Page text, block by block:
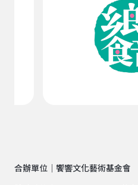
合辦單位｜饗響文化藝術基金會